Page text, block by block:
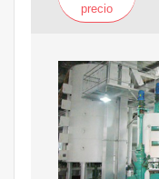
precio